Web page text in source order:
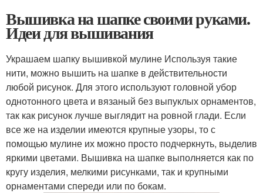
Вышивка на шапке своими руками.
Идеи для вышивания
Украшаем шапку вышивкой мулине Используя такие
нити, можно вышить на шапке в действительности
любой рисунок. Для этого используют головной убор
однотонного цвета и вязаный без выпуклых орнаментов,
так как рисунок лучше выглядит на ровной глади. Если
все же на изделии имеются крупные узоры, то с
помощью мулине их можно просто подчеркнуть, выделив
яркими цветами. Вышивка на шапке выполняется как по
кругу изделия, мелкими рисунками, так и крупными
орнаментами спереди или по бокам.